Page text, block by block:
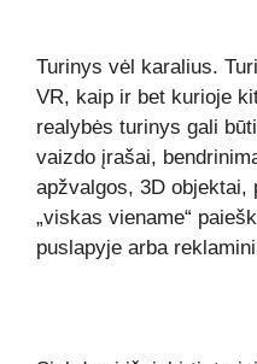
Turinys vėl karalius.
VR, kaip ir bet kurioje
realybės turinys gali
vaizdo įrašai,
apžvalgos, 3D objektai,
„viskas viename“
puslapyje arba